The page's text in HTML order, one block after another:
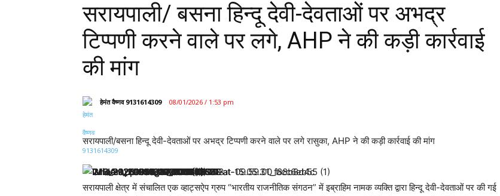
सरायपाली/ बसना हिन्दू देवी-देवताओं पर अभद्र
टिप्पणी करने वाले पर लगे, AHP ने की कड़ी कार्रवाई
की मांग
हेमंत वैष्णव 9131614309 08/01/2026 / 1:53 pm
सरायपाली/बसना हिन्दू देवी-देवताओं पर अभद्र टिप्पणी करने वाले पर लगे रासुका, AHP ने की कड़ी कार्रवाई की मांग
सरायपाली क्षेत्र में संचालित एक व्हाट्सऐप ग्रुप “भारतीय राजनीतिक संगठन” में इब्राहिम नामक व्यक्ति द्वारा हिन्दू देवी-देवताओं पर की गई